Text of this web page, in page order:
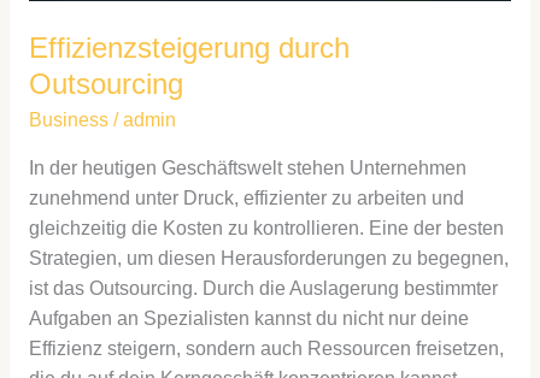
Effizienzsteigerung durch
Outsourcing
Business/admin
In der heutigen Geschäftswelt stehen Unternehmen
zunehmend unter Druck, effizienter zu arbeiten und
gleichzeitig die Kosten zu kontrollieren. Eine der besten
Strategien, um diesen Herausforderungen zu begegnen,
ist das Outsourcing. Durch die Auslagerung bestimmter
Aufgaben an Spezialisten kannst du nicht nur deine
Effizienz steigern, sondern auch Ressourcen freisetzen,